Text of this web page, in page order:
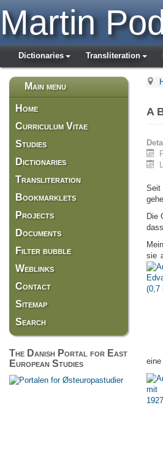
Martin
Dictionaries Transliteration
Main menu
Home
Curriculum Vitae
Studies
Dictionaries
Transliteration
Bookmarklets
Projects
Documents
Filter bubble
Weblinks
Contact
Sitemap
Search
The Danish Portal for East
European Studies
A
Seit
Die
sie